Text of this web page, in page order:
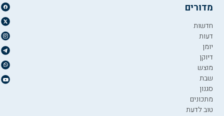
מדורים
חדשות
דעות
יומן
דיוקן
מוצש
שבת
סגנון
מתכונים
טוב לדעת